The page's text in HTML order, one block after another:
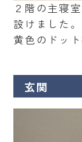
２階の主寝
設けました。
黄色のドッ
玄関